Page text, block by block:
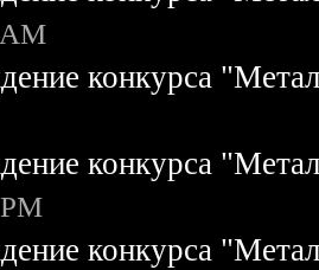
конкурса
конкурса
конкурса